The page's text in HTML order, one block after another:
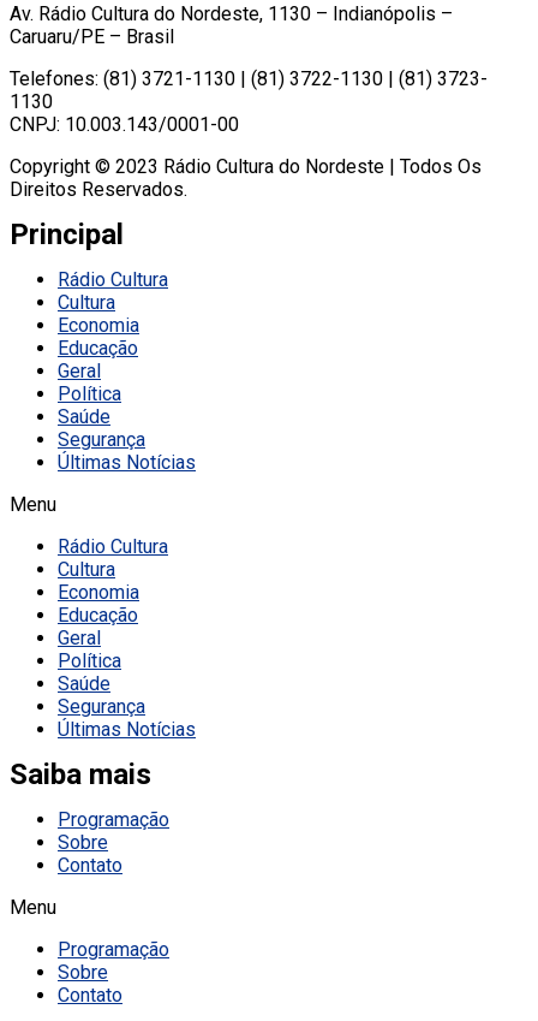
Av. Rádio Cultura do Nordeste, 1130 – Indianópolis –
Caruaru/PE – Brasil
Telefones: (81) 3721-1130 | (81) 3722-1130 | (81) 3723-
1130
CNPJ: 10.003.143/0001-00
Copyright © 2023 Rádio Cultura do Nordeste | Todos Os
Direitos Reservados.
Principal
Rádio Cultura
Cultura
Economia
Educação
Geral
Política
Saúde
Segurança
Últimas Notícias
Menu
Rádio Cultura
Cultura
Economia
Educação
Geral
Política
Saúde
Segurança
Últimas Notícias
Saiba mais
Programação
Sobre
Contato
Menu
Programação
Sobre
Contato